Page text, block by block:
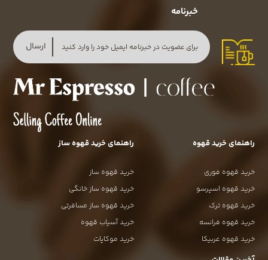
خبرنامه
ارسال
راهنمای خرید قهوه
خرید قهوه فوری
خرید قهوه اسپرسو
خرید قهوه ترک
خرید قهوه فرانسه
خرید قهوه عربیکا
راهنمای خرید قهوه ساز
خرید قهوه ساز
خرید قهوه ساز خانگی
خرید قهوه ساز مسافرتی
خرید آسیاب قهوه
خرید موکاپات